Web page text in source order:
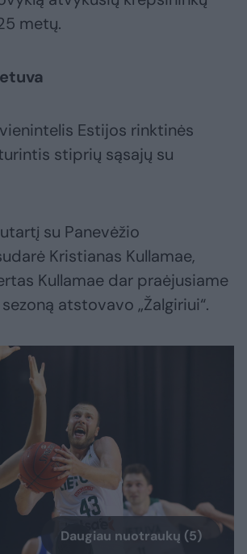
metų.
vienintelis Estijos rinktinės
stiprių sąsajų su
su Panevėžio
Kristianas Kullamae,
Kullamae dar praėjusiame
atstovavo „Žalgiriui“.
Daugiau nuotraukų (5)